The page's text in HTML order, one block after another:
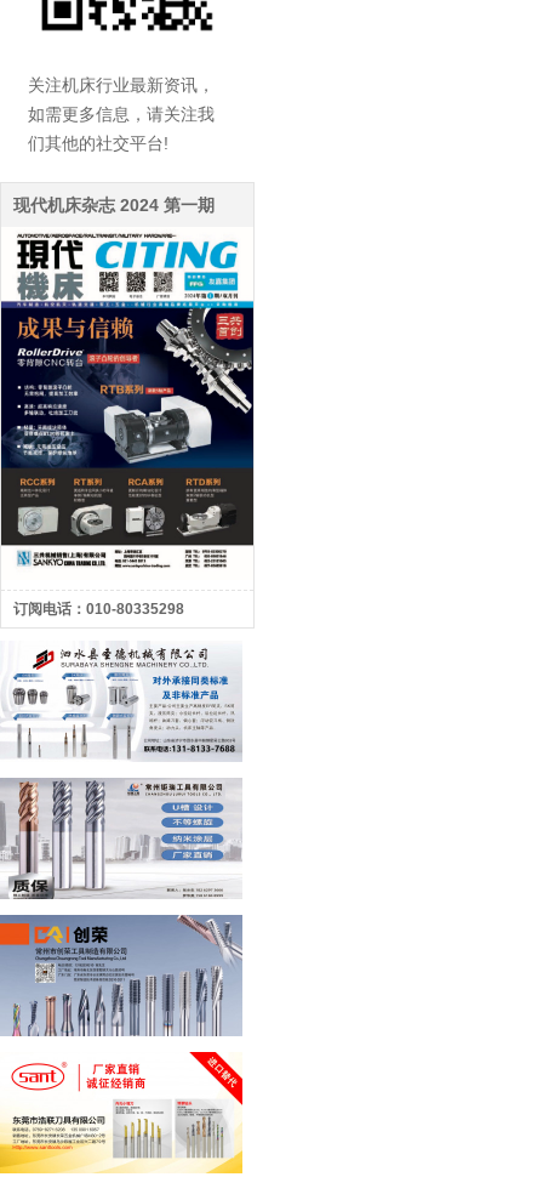
关注机床行业最新资讯，
如需更多信息，请关注我
们其他的社交平台!
现代机床杂志 2024 第一期
订阅电话：010-80335298